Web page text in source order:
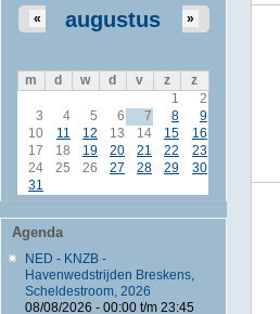
augustus
« »
m d w d v z
z
1
2
3
4 5 6 7 8
9
10
11 12 13 14 15
16
17
18 19 20 21 22
23
24
25 26 27 28 29
30
31
Agenda
NED - KNZB -
Havenwedstrijden Breskens,
Scheldestroom, 2026
08/08/2026 - 00:00t/m 23:45